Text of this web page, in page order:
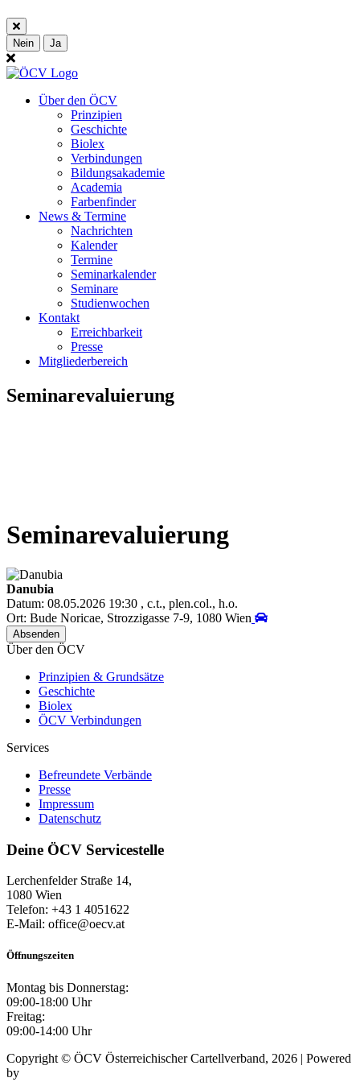
Nein Ja
Über den ÖCV
Prinzipien
Geschichte
Biolex
Verbindungen
Bildungsakademie
Academia
Farbenfinder
News & Termine
Nachrichten
Kalender
Termine
Seminarkalender
Seminare
Studienwochen
Kontakt
Erreichbarkeit
Presse
Mitgliederbereich
Seminarevaluierung
Seminarevaluierung
Danubia
Datum: 08.05.2026 19:30 , c.t., plen.col., h.o.
Ort: Bude Noricae, Strozzigasse 7-9, 1080 Wien
Über den ÖCV
Prinzipien & Grundsätze
Geschichte
Biolex
ÖCV Verbindungen
Services
Befreundete Verbände
Presse
Impressum
Datenschutz
Deine ÖCV Servicestelle
Lerchenfelder Straße 14,
1080 Wien
Telefon: +43 1 4051622
E-Mail: office@oecv.at
Öffnungszeiten
Montag bis Donnerstag:
09:00-18:00 Uhr
Freitag:
09:00-14:00 Uhr
Copyright © ÖCV Österreichischer Cartellverband, 2026 | Powered
by